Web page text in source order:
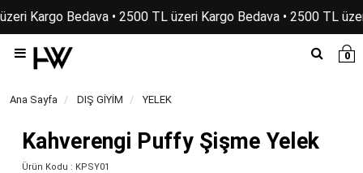
Kargo Bedava • 2500 TL üzeri Kargo Bedava • 2500 TL
0
Ana Sayfa DIŞ GİYİM YELEK
Kahverengi Puffy Şişme Yelek
Ürün Kodu : KPSY01